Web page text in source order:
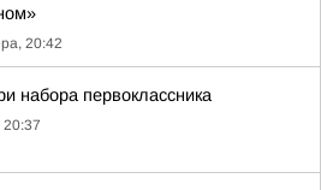
20:42
набора первоклассника
20:37